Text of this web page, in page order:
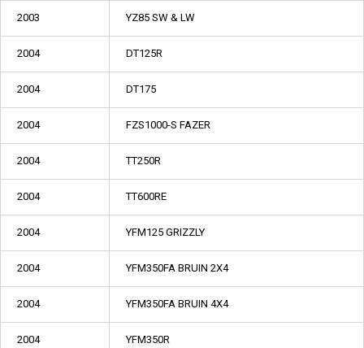
2003 YZ85 SW & LW
2004 DT125R
2004 DT175
2004 FZS1000-S FAZER
2004 TT250R
2004 TT600RE
2004 YFM125 GRIZZLY
2004 YFM350FA BRUIN 2X4
2004 YFM350FA BRUIN 4X4
2004 YFM350R